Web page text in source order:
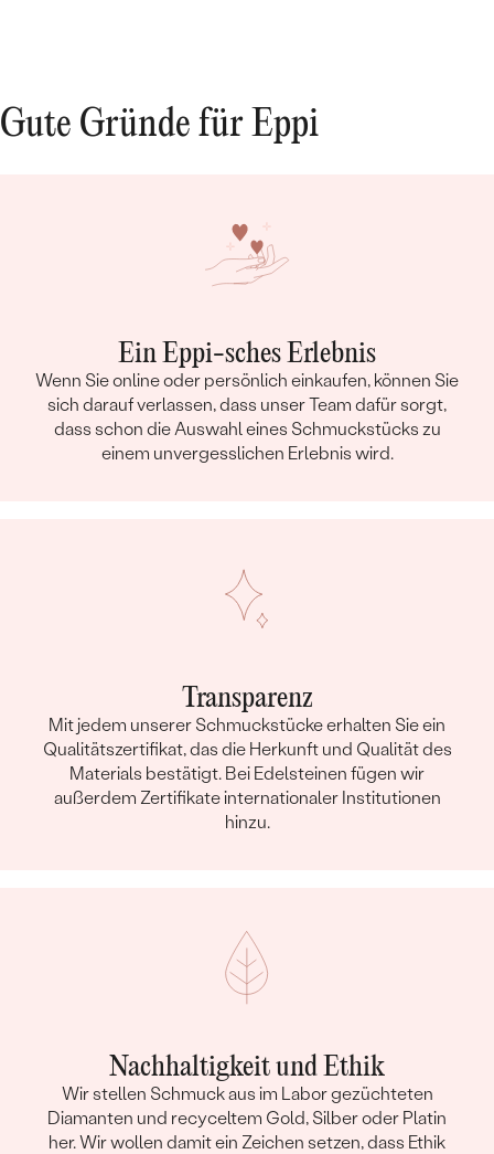
Gute Gründe für Eppi
Ein Eppi-sches Erlebnis
Wenn Sie online oder persönlich einkaufen, können Sie
sich darauf verlassen, dass unser Team dafür sorgt,
dass schon die Auswahl eines Schmuckstücks zu
einem unvergesslichen Erlebnis wird.
Transparenz
Mit jedem unserer Schmuckstücke erhalten Sie ein
Qualitätszertifikat, das die Herkunft und Qualität des
Materials bestätigt. Bei Edelsteinen fügen wir
außerdem Zertifikate internationaler Institutionen
hinzu.
Nachhaltigkeit und Ethik
Wir stellen Schmuck aus im Labor gezüchteten
Diamanten und recyceltem Gold, Silber oder Platin
her. Wir wollen damit ein Zeichen setzen, dass Ethik